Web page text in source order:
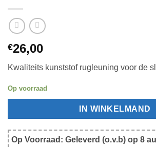
€26,00
Kwaliteits kunststof rugleuning voor de
Op voorraad
IN WINKELMAND
Op Voorraad: Geleverd (o.v.b) op 8